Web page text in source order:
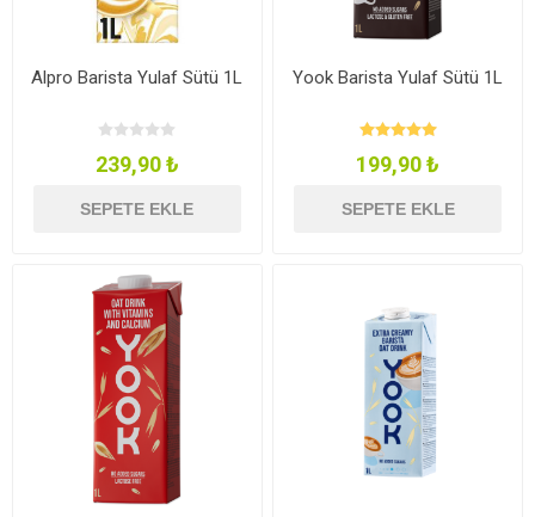
Alpro Barista Yulaf Sütü 1L
239,90 ₺
SEPETE EKLE
Yook Barista Yulaf Sütü 1L
199,90 ₺
SEPETE EKLE